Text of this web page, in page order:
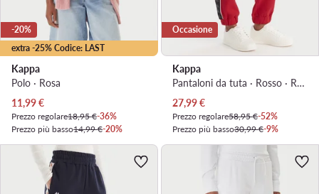
extra -25% Codice: LAST
-20%
Kappa
Polo · Rosa
Prezzo attuale
11,99€
Prezzo regolare18,95 €-36%
Prezzo più basso14,99 €-20%
Occasione
Kappa
Pantaloni da tuta · Rosso · Regular Fit
Prezzo attuale
27,99€
Prezzo regolare58,95 €-52%
Prezzo più basso30,99 €-9%